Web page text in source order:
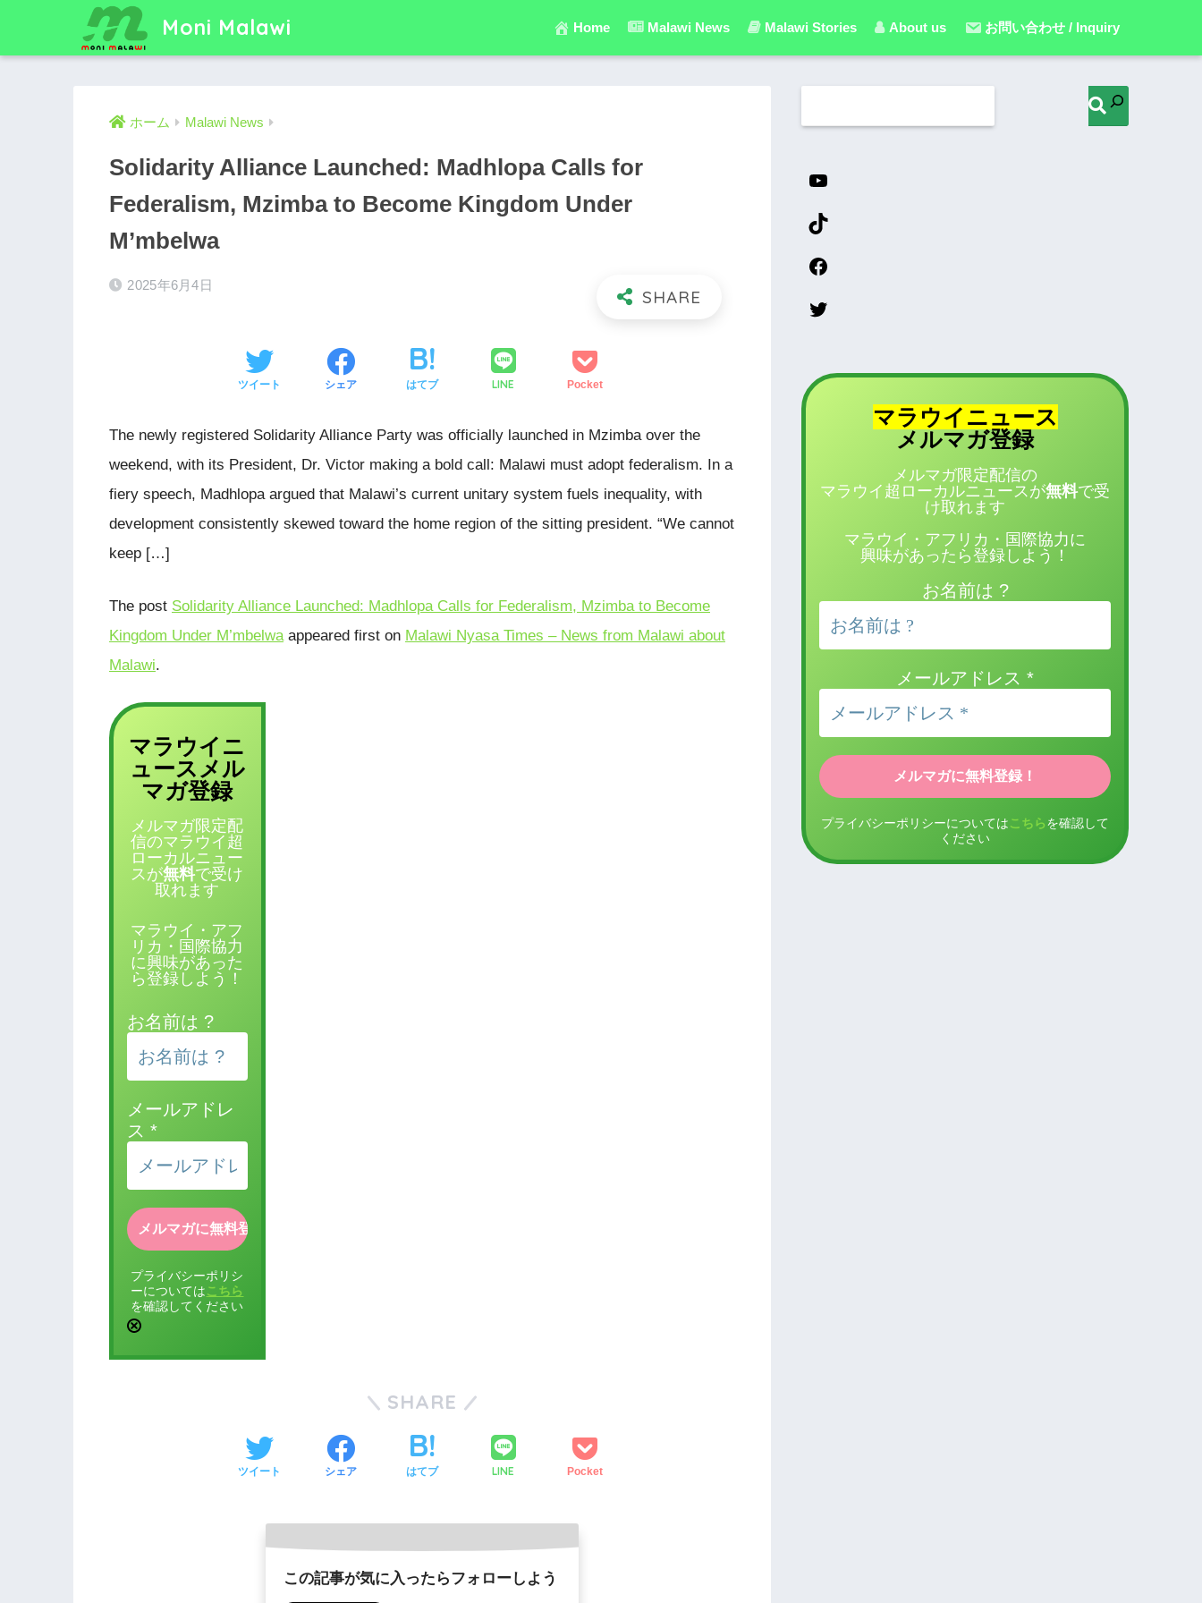
Moni Malawi Home Malawi News Malawi Stories About us お問い合わせ / Inquiry
ホーム Malawi News
Solidarity Alliance Launched: Madhlopa Calls for
Federalism, Mzimba to Become Kingdom Under
M’mbelwa
2025年6月4日
ツイート シェア はてブ LINE Pocket
The newly registered Solidarity Alliance Party was officially launched in Mzimba over the
weekend, with its President, Dr. Victor making a bold call: Malawi must adopt federalism. In a
fiery speech, Madhlopa argued that Malawi’s current unitary system fuels inequality, with
development consistently skewed toward the home region of the sitting president. “We cannot
keep […]
The post Solidarity Alliance Launched: Madhlopa Calls for Federalism, Mzimba to Become
Kingdom Under M’mbelwa appeared first on Malawi Nyasa Times – News from Malawi about
Malawi.
マラウイニ
ュース メル
マガ登録
メルマガ限定配
信のマラウイ超
ローカルニュー
スが無料で受け
取れます
マラウイ・アフ
リカ・国際協力
に興味があった
ら登録しよう！
お名前は ?
メールアドレ
ス *
プライバシーポリシ
ーについては こちら
を確認してください
SHARE
ツイート シェア はてブ LINE Pocket
この記事が気に入ったらフォローしよう
マラウイニュース
メルマガ登録
メルマガ限定配信の
マラウイ超ローカルニュースが無料で受
け取れます
マラウイ・アフリカ・国際協力に
興味があったら登録しよう！
お名前は ?
メールアドレス*
プライバシーポリシーについては こちら を確認して
ください